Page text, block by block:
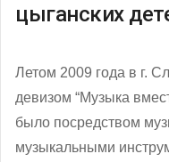
цыганских
Летом 2009 года в г.
девизом “Музыка
было посредством
музыкальными